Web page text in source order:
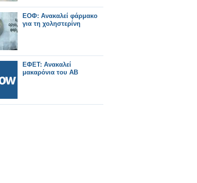
ΕΟΦ: Ανακαλεί φάρμακο
για τη χοληστερίνη
ΕΦΕΤ: Ανακαλεί
μακαρόνια του ΑΒ